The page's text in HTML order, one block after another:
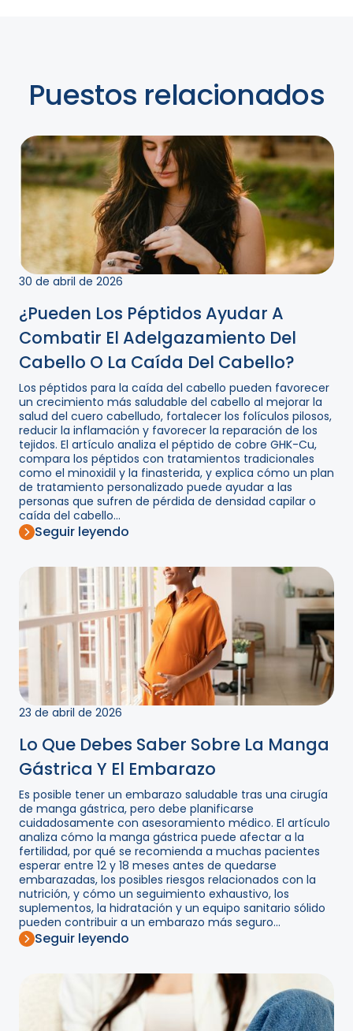
Puestos relacionados
30 de abril de 2026
¿Pueden Los Péptidos Ayudar A
Combatir El Adelgazamiento Del
Cabello O La Caída Del Cabello?
Los péptidos para la caída del cabello pueden favorecer
un crecimiento más saludable del cabello al mejorar la
salud del cuero cabelludo, fortalecer los folículos pilosos,
reducir la inflamación y favorecer la reparación de los
tejidos. El artículo analiza el péptido de cobre GHK-Cu,
compara los péptidos con tratamientos tradicionales
como el minoxidil y la finasterida, y explica cómo un plan
de tratamiento personalizado puede ayudar a las
personas que sufren de pérdida de densidad capilar o
caída del cabello...
Seguir leyendo
23 de abril de 2026
Lo Que Debes Saber Sobre La Manga
Gástrica Y El Embarazo
Es posible tener un embarazo saludable tras una cirugía
de manga gástrica, pero debe planificarse
cuidadosamente con asesoramiento médico. El artículo
analiza cómo la manga gástrica puede afectar a la
fertilidad, por qué se recomienda a muchas pacientes
esperar entre 12 y 18 meses antes de quedarse
embarazadas, los posibles riesgos relacionados con la
nutrición, y cómo un seguimiento exhaustivo, los
suplementos, la hidratación y un equipo sanitario sólido
pueden contribuir a un embarazo más seguro...
Seguir leyendo